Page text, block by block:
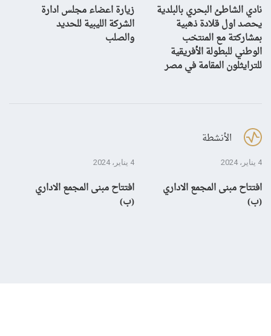
نادي الشاطئ البحري بالبلدية
يحصد اول قلادة ذهبية
بمشاركتة مع المنتخب
الوطني للبطولة الأفريقية
للترايثلون المقامة في مصر
زيارة اعضاء مجلس ادارة
الشركة الليبية للحديد
والصلب
الأنشطة
4 يناير، 2024
افتتاح مبنى المجمع الاداري
(ب)
4 يناير، 2024
افتتاح مبنى المجمع الاداري
(ب)